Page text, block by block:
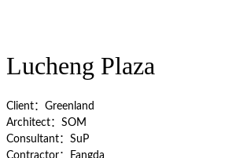
Lucheng Plaza
Client：Greenland
Architect：SOM
Consultant：SuP
Contractor：Fangda